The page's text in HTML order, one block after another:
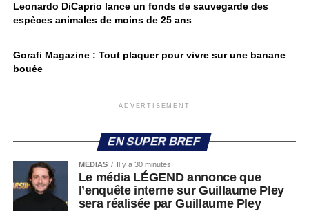
Leonardo DiCaprio lance un fonds de sauvegarde des
espèces animales de moins de 25 ans
Gorafi Magazine : Tout plaquer pour vivre sur une banane
bouée
ADVERTISEMENT
EN SUPER BREF
MEDIAS Il y a 30 minutes
Le média LÉGEND annonce que
l’enquête interne sur Guillaume Pley
sera réalisée par Guillaume Pley